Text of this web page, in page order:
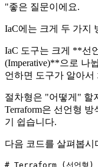
"좋은 질문이에요.
IaC에는 크게 두 가지
IaC 도구는 크게 **선
(Imperative)**으로 나
언하면 도구가 알아서
절차형은 "어떻게" 할
Terraform은 선언형
기 쉽습니다.
다음 코드를 살펴봅시
# Terraform (선언형)